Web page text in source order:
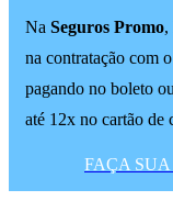
Na Seguros Promo,
na contratação com
pagando no boleto
até 12x no cartão de
FAÇA